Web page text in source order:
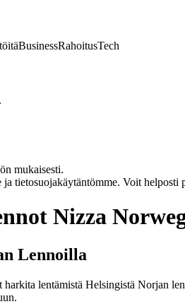
BusinessRahoitusTech
mukaisesti.
tietosuojakäytäntömme. Voit helposti
Nizza
Lennoilla
lentämistä Helsingistä Norjan